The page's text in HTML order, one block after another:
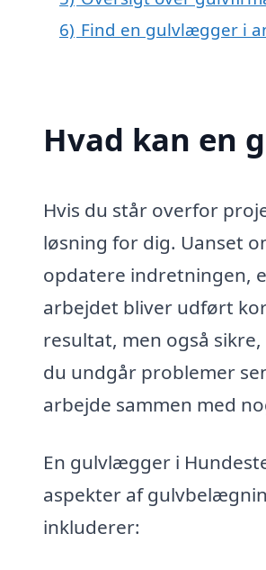
6) Find en gulvlægger i
Hvad kan en
Hvis du står overfor
løsning for dig. Uanset
opdatere indretningen,
arbejdet bliver udført
resultat, men også
du undgår problemer
arbejde sammen med
En gulvlægger i
aspekter af
inkluderer: